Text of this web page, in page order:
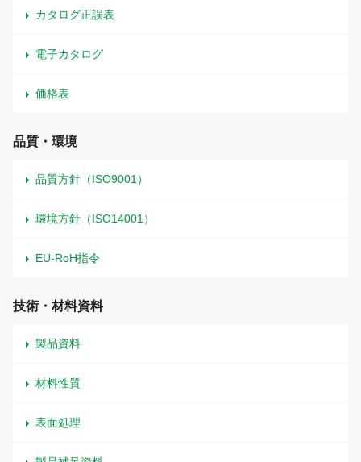
カタログ正誤表
電子カタログ
価格表
品質・環境
品質方針（ISO9001）
環境方針（ISO14001）
EU-RoH指令
技術・材料資料
製品資料
材料性質
表面処理